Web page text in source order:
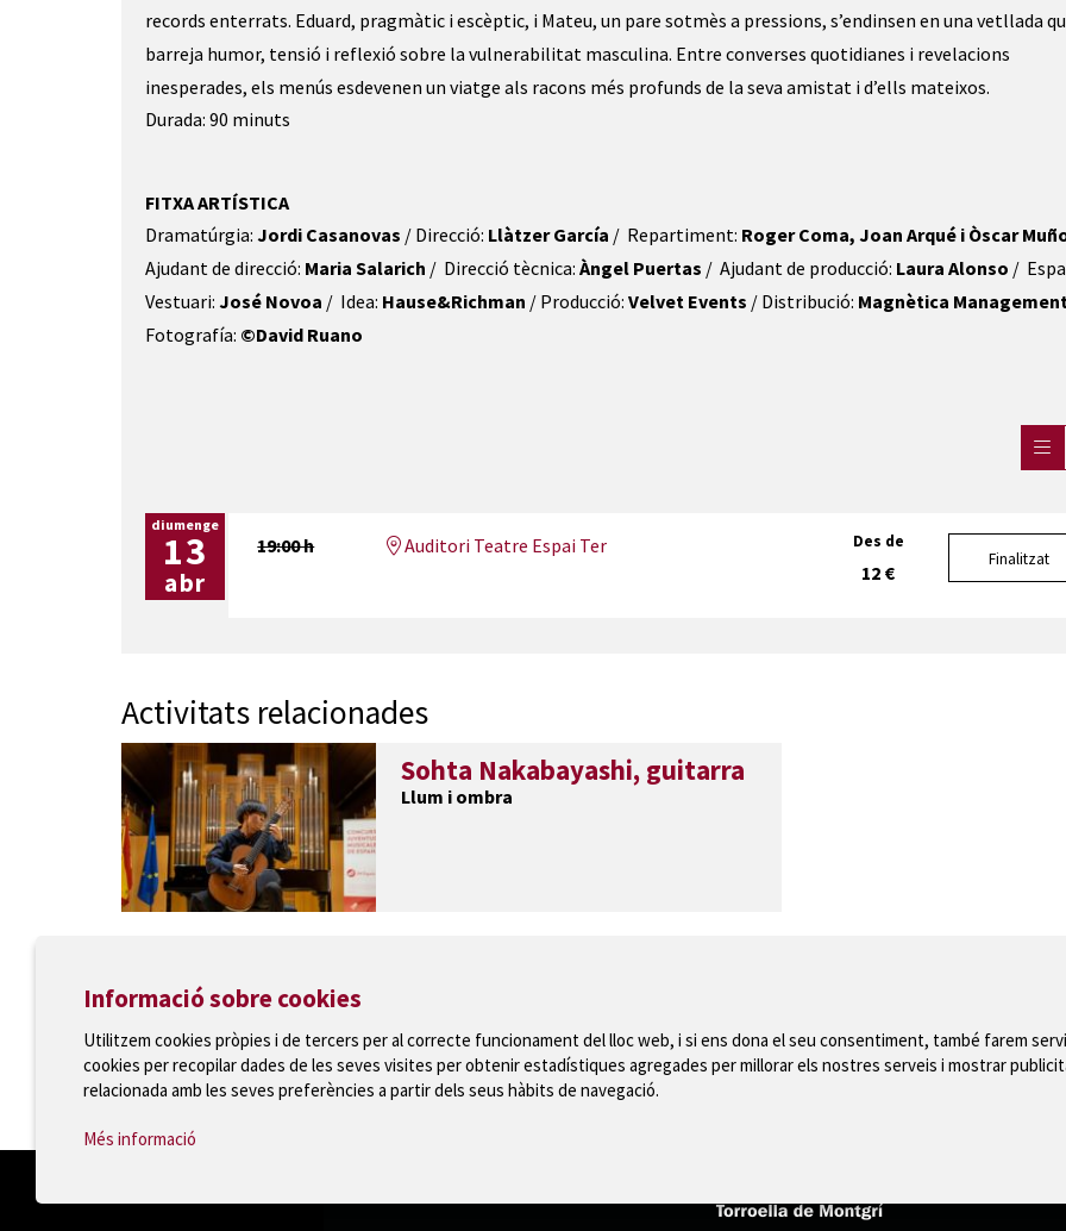
records enterrats. Eduard, pragmàtic i escèptic, i Mateu, un pare sotmès a pressions, s’endinsen en una vetllada
barreja humor, tensió i reflexió sobre la vulnerabilitat masculina. Entre converses quotidianes i revelacions
inesperades, els menús esdevenen un viatge als racons més profunds de la seva amistat i d’ells mateixos.
Durada: 90 minuts
FITXA ARTÍSTICA
Dramatúrgia: Jordi Casanovas / Direcció: Llàtzer García /  Repartiment: Roger Coma, Joan Arqué i Òscar
Ajudant de direcció: Maria Salarich /  Direcció tècnica: Àngel Puertas /  Ajudant de producció: Laura Alonso /
Vestuari: José Novoa /  Idea: Hause&Richman / Producció: Velvet Events / Distribució: Magnètica
Fotografía: ©David Ruano
diumenge
13
abr
19:00 h Auditori Teatre Espai Ter Des de
12 €
Finalitzat
Activitats relacionades
Sohta Nakabayashi, guitarra
Llum i ombra
Ajuntament de Torroella de Montgrí
T 972 75 81 12 · Plaça de la Vila, 1 · 17257 Torroella de Montgrí
Mapa del web | Avís
Informació sobre cookies
Utilitzem cookies pròpies i de tercers per al correcte funcionament del lloc web, i si ens dona el seu consentiment, també farem
cookies per recopilar dades de les seves visites per obtenir estadístiques agregades per millorar els nostres serveis i mostrar
relacionada amb les seves preferències a partir dels seus hàbits de navegació.
Més informació